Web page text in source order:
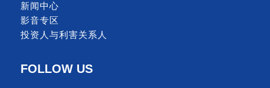
新闻中心
影音专区
投资人与利害关系人
FOLLOW US